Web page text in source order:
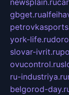
newsplain.ru
gbget.ru
york-life.ru
slovar-ivrit.ru
ovucontrol.ru
ru-industriya.ru
belgorod-